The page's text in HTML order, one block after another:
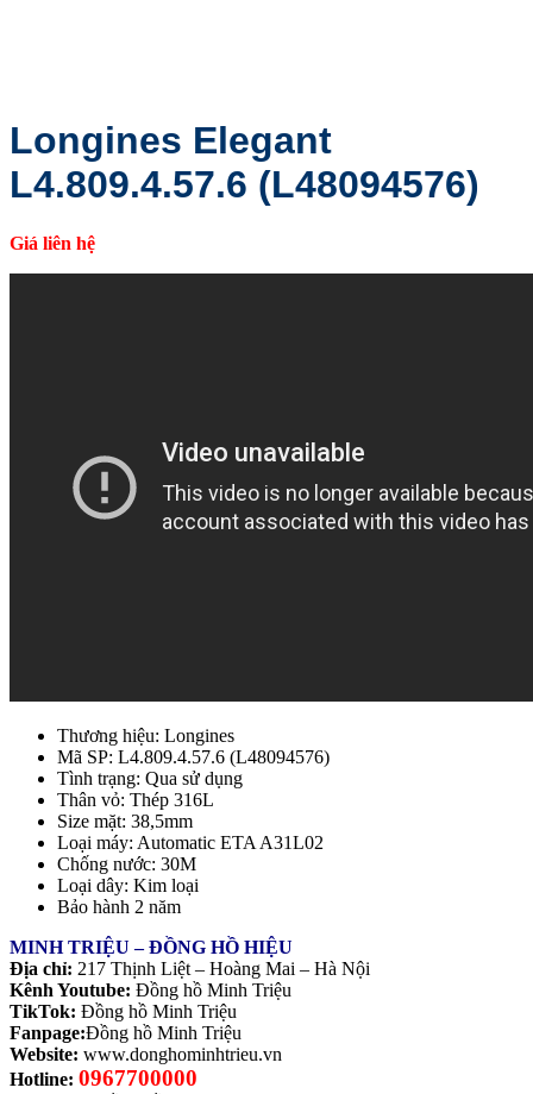
Longines Elegant
L4.809.4.57.6 (L48094576)
Giá liên hệ
Thương hiệu: Longines
Mã SP: L4.809.4.57.6 (L48094576)
Tình trạng: Qua sử dụng
Thân vỏ: Thép 316L
Size mặt: 38,5mm
Loại máy: Automatic ETA A31L02
Chống nước: 30M
Loại dây: Kim loại
Bảo hành 2 năm
MINH TRIỆU – ĐỒNG HỒ HIỆU
Địa chỉ: 217 Thịnh Liệt – Hoàng Mai – Hà Nội
Kênh Youtube: Đồng hồ Minh Triệu
TikTok: Đồng hồ Minh Triệu
Fanpage:Đồng hồ Minh Triệu
Website: www.donghominhtrieu.vn
Hotline: 0967700000